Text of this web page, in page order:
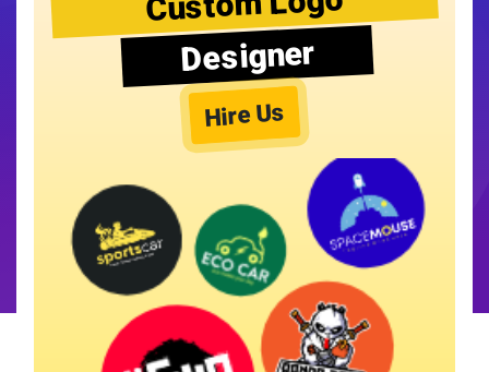
Designer
Hire Us